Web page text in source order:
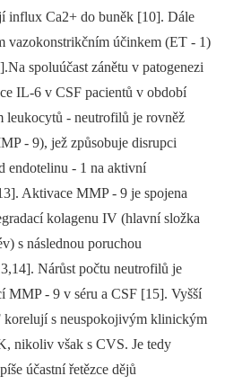
influx Ca2+ do buněk [10]. Dále
vazokonstrikčním účinkem (ET ‑⁠ 1)
spoluúčast zánětu v patogenezi
IL‑6 v CSF pacientů v období
leukocytů ‑⁠ neutrofilů je rovněž
‑⁠ 9), jež způsobuje disrupci
endotelinu ‑⁠ 1 na aktivní
Aktivace MMP ‑⁠ 9 je spojena
kolagenu IV (hlavní složka
s následnou poruchou
Nárůst počtu neutrofilů je
MMP ‑⁠ 9 v séru a CSF [15]. Vyšší
korelují s neuspokojivým klinickým
nikoliv však s CVS. Je tedy
účastní řetězce dějů